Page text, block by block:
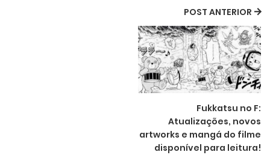
POST ANTERIOR
Fukkatsu no F:
Atualizações, novos
artworks e mangá do filme
disponível para leitura!